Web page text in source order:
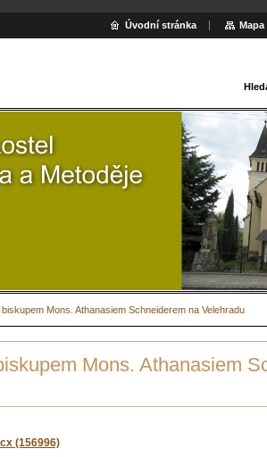
Mons. Athanasiem Schneiderem na Velehradu
Mons. Athanasiem
(156996)
Úvodní stránka